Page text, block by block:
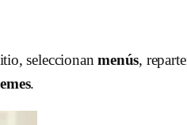
seleccionanmenús,
.